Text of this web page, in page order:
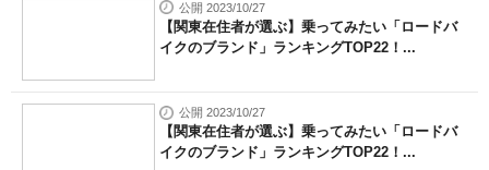
公開 2023/10/27
【関東在住者が選ぶ】乗ってみたい「ロードバ
イクのブランド」ランキングTOP22！...
公開 2023/10/27
【関東在住者が選ぶ】乗ってみたい「ロードバ
イクのブランド」ランキングTOP22！...